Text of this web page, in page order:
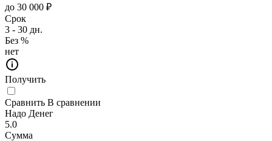
до 30 000 ₽
Срок
3 - 30 дн.
Без %
нет
Получить
Сравнить В сравнении
Надо Денег
5.0
Сумма